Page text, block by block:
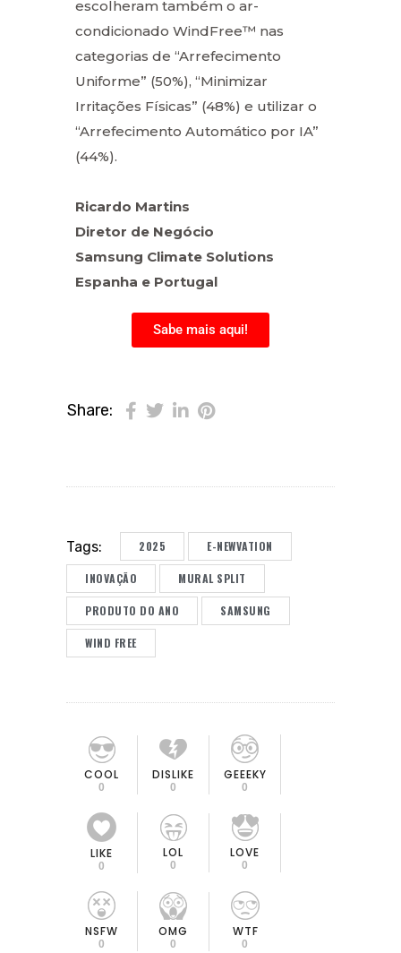
escolheram também o ar-
condicionado WindFree™ nas
categorias de “Arrefecimento
Uniforme” (50%), “Minimizar
Irritações Físicas” (48%) e utilizar o
“Arrefecimento Automático por IA”
(44%).
Ricardo Martins
Diretor de Negócio
Samsung Climate Solutions
Espanha e Portugal
Sabe mais aqui!
Share:
Tags: 2025 E-NEWVATION
INOVAÇÃO MURAL SPLIT
PRODUTO DO ANO SAMSUNG
WIND FREE
COOL
0
DISLIKE
0
GEEEKY
0
LIKE
0
LOL
0
LOVE
0
NSFW
0
OMG
0
WTF
0